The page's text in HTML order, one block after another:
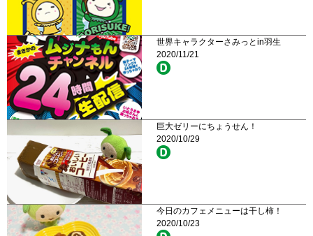
世界キャラクターさみっとin羽生
2020/11/21
巨大ゼリーにちょうせん！
2020/10/29
今日のカフェメニューは干し柿！
2020/10/23